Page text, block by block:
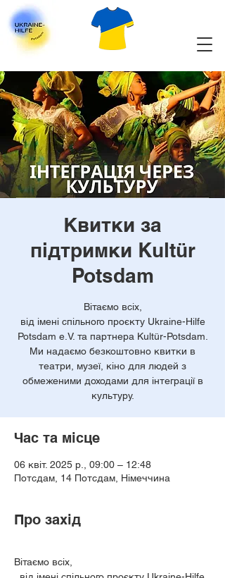
Квитки за
підтримки Kultür
Potsdam
Вітаємо всіх,
від імені спільного проєкту Ukraine-Hilfe
Potsdam e.V. та партнера Kultür-Potsdam.
Ми надаємо безкоштовно квитки в
театри, музеї, кіно для людей з
обмеженими доходами для інтеграції в
культуру.
Час та місце
06 квіт. 2025 р., 09:00 – 12:48
Потсдам, 14 Потсдам, Німеччина
Про захід
Вітаємо всіх,